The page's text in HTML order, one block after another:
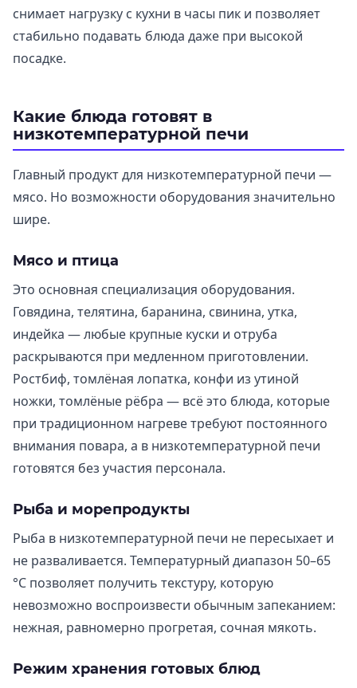
снимает нагрузку с кухни в часы пик и позволяет
стабильно подавать блюда даже при высокой
посадке.
Какие блюда готовят в
низкотемпературной печи
Главный продукт для низкотемпературной печи —
мясо. Но возможности оборудования значительно
шире.
Мясо и птица
Это основная специализация оборудования.
Говядина, телятина, баранина, свинина, утка,
индейка — любые крупные куски и отруба
раскрываются при медленном приготовлении.
Ростбиф, томлёная лопатка, конфи из утиной
ножки, томлёные рёбра — всё это блюда, которые
при традиционном нагреве требуют постоянного
внимания повара, а в низкотемпературной печи
готовятся без участия персонала.
Рыба и морепродукты
Рыба в низкотемпературной печи не пересыхает и
не разваливается. Температурный диапазон 50–65
°C позволяет получить текстуру, которую
невозможно воспроизвести обычным запеканием:
нежная, равномерно прогретая, сочная мякоть.
Режим хранения готовых блюд